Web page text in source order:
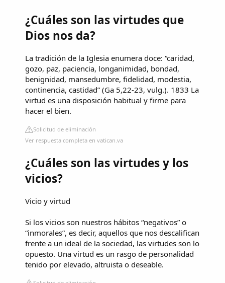
¿Cuáles son las virtudes que
Dios nos da?
La tradición de la Iglesia enumera doce: “caridad,
gozo, paz, paciencia, longanimidad, bondad,
benignidad, mansedumbre, fidelidad, modestia,
continencia, castidad” (Ga 5,22-23, vulg.). 1833 La
virtud es una disposición habitual y firme para
hacer el bien.
Solicitud de eliminación
Ver respuesta completa en vatican.va
¿Cuáles son las virtudes y los
vicios?
Vicio y virtud
Si los vicios son nuestros hábitos “negativos” o
“inmorales”, es decir, aquellos que nos descalifican
frente a un ideal de la sociedad, las virtudes son lo
opuesto. Una virtud es un rasgo de personalidad
tenido por elevado, altruista o deseable.